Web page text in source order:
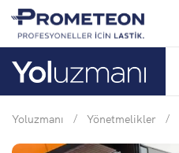
Yoluzmanı / Yönetmelikler /